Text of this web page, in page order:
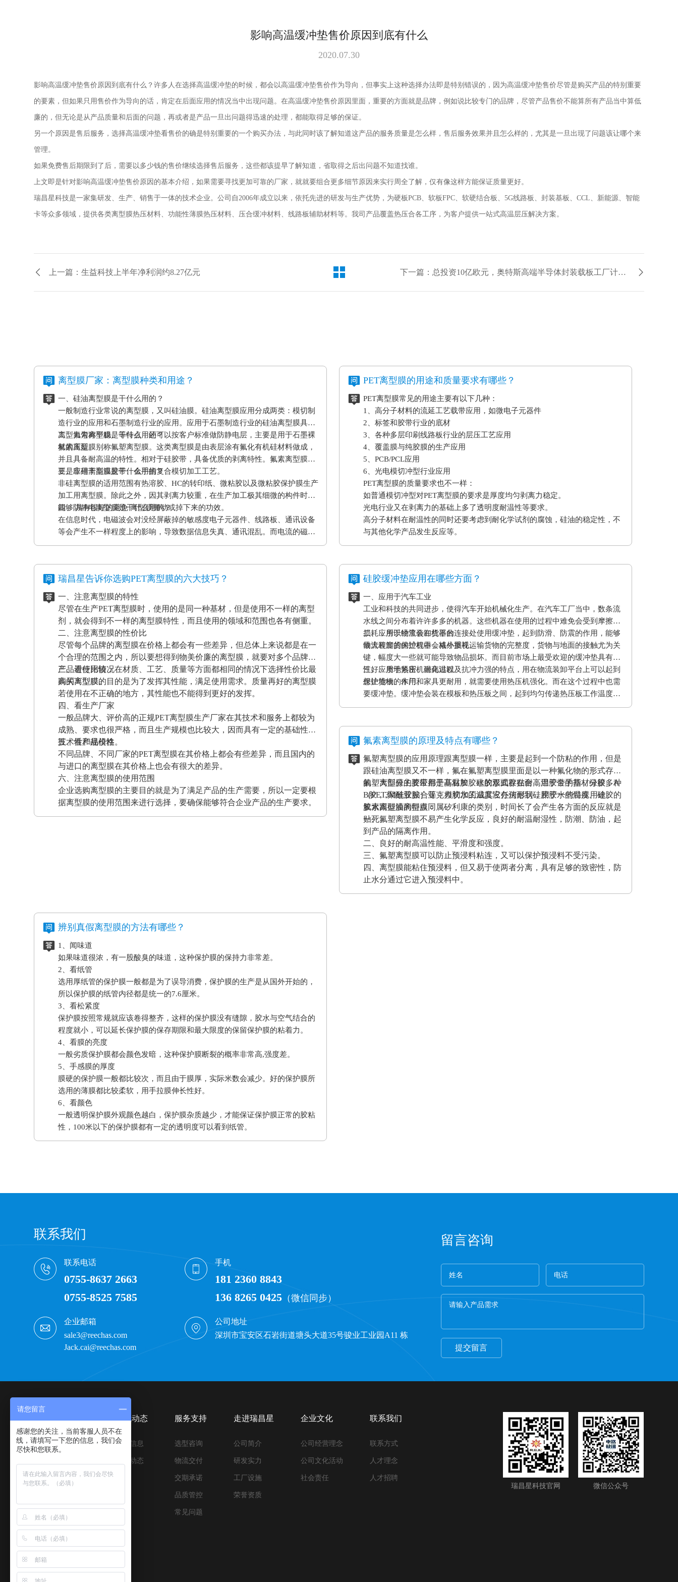
影响高温缓冲垫售价原因到底有什么
2020.07.30
影响高温缓冲垫售价原因到底有什么？许多人在选择高温缓冲垫的时候，都会以高温缓冲垫售价作为导向，但事实上这种选择办法即是特别错误的，因为高温缓冲垫售价尽管是购买产品的特别重要
的要素，但如果只用售价作为导向的话，肯定在后面应用的情况当中出现问题。在高温缓冲垫售价原因里面，重要的方面就是品牌，例如说比较专门的品牌，尽管产品售价不能算所有产品当中算低
廉的，但无论是从产品质量和后面的问题，再或者是产品一旦出问题得迅速的处理，都能取得足够的保证。
另一个原因是售后服务，选择高温缓冲垫看售价的确是特别重要的一个购买办法，与此同时该了解知道这产品的服务质量是怎么样，售后服务效果并且怎么样的，尤其是一旦出现了问题该让哪个来
管理。
如果免费售后期限到了后，需要以多少钱的售价继续选择售后服务，这些都该提早了解知道，省取得之后出问题不知道找谁。
上文即是针对影响高温缓冲垫售价原因的基本介绍，如果需要寻找更加可靠的厂家，就就要组合更多细节原因来实行周全了解，仅有像这样方能保证质量更好。
瑞昌星科技是一家集研发、生产、销售于一体的技术企业。公司自2006年成立以来，依托先进的研发与生产优势，为硬板PCB、软板FPC、软硬结合板、5G线路板、封装基板、CCL、新能源、智能
卡等众多领域，提供各类离型膜热压材料、功能性薄膜热压材料、压合缓冲材料、线路板辅助材料等。我司产品覆盖热压合各工序，为客户提供一站式高温层压解决方案。
上一篇：生益科技上半年净利润约8.27亿元 下一篇：总投资10亿欧元，奥特斯高端半导体封装载板工厂计划2022年投产
离型膜厂家：离型膜种类和用途？
一、硅油离型膜是干什么用的？
一般制造行业常说的离型膜，又叫硅油膜。硅油离型膜应用分成两类：模切制
造行业的应用和石墨制造行业的应用。应用于石墨制造行业的硅油离型膜具备
离型力匀称平稳、等特点，还可以按客户标准做防静电层，主要是用于石墨裸
材的压延。
二、氟素离型膜是干什么用的？
氟素离型膜别称氟塑离型膜。这类离型膜是由表层涂有氟化有机硅材料做成，
并且具备耐高温的特性。相对于硅胶带，具备优质的剥离特性。氟素离型膜主
要是应用于高温胶带、金手指复合模切加工工艺。
三、非硅离型膜是干什么用的？
非硅离型膜的适用范围有热溶胶、HC的转印纸、微粘胶以及微粘胶保护膜生产
加工用离型膜。除此之外，因其剥离力较重，在生产加工极其细微的构件时，
能够 具有很好的避免 离型膜挪动或掉下来的功效。
四、防静电离型膜是干什么用的？
在信息时代，电磁波会对没经屏蔽掉的敏感度电子元器件、线路板、通讯设备
等会产生不一样程度上的影响，导致数据信息失真、通讯混乱。而电流的磁效
应和磨擦产生的静电感应对各种各样敏感元件、仪表设备、一些化工原材料
PET离型膜的用途和质量要求有哪些？
PET离型膜常见的用途主要有以下几种：
1、高分子材料的流延工艺载带应用，如微电子元器件
2、标签和胶带行业的底材
3、各种多层印刷线路板行业的层压工艺应用
4、覆盖膜与纯胶膜的生产应用
5、PCB/PCL应用
6、光电模切冲型行业应用
PET离型膜的质量要求也不一样：
如普通模切冲型对PET离型膜的要求是厚度均匀剥离力稳定。
光电行业又在剥离力的基础上多了透明度耐温性等要求。
高分子材料在耐温性的同时还要考虑到耐化学试剂的腐蚀，硅油的稳定性，不
与其他化学产品发生反应等。
瑞昌星告诉你选购PET离型膜的六大技巧？
一、注意离型膜的特性
尽管在生产PET离型膜时，使用的是同一种基材，但是使用不一样的离型
剂，就会得到不一样的离型膜特性，而且使用的领域和范围也各有侧重。
二、注意离型膜的性价比
尽管每个品牌的离型膜在价格上都会有一些差异，但总体上来说都是在一
个合理的范围之内，所以要想得到物美价廉的离型膜，就要对多个品牌的
产品进行比较，在材质、工艺、质量等方面都相同的情况下选择性价比最
高的离型膜。
三、看使用情况
购买离型膜的目的是为了发挥其性能，满足使用需求。质量再好的离型膜
若使用在不正确的地方，其性能也不能得到更好的发挥。
四、看生产厂家
一般品牌大、评价高的正规PET离型膜生产厂家在其技术和服务上都较为
成熟、要求也很严格，而且生产规模也比较大，因而具有一定的基础性、
技术性和规模性。
五、看产品价格
不同品牌、不同厂家的PET离型膜在其价格上都会有些差异，而且国内的
与进口的离型膜在其价格上也会有很大的差异。
六、注意离型膜的使用范围
企业选购离型膜的主要目的就是为了满足产品的生产需要，所以一定要根
据离型膜的使用范围来进行选择，要确保能够符合企业产品的生产要求。
硅胶缓冲垫应用在哪些方面？
一、应用于汽车工业
工业和科技的共同进步，使得汽车开始机械化生产。在汽车工厂当中，数条流
水线之间分布着许许多多的机器。这些机器在使用的过程中难免会受到摩擦和
损耗，所以经常会在机器的连接处使用缓冲垫，起到防滑、防震的作用，能够
最大程度的保护机器，减小损耗。
二、应用于物流装卸货平台
物流装卸货的过程中会格外重视运输货物的完整度，货物与地面的接触尤为关
键，幅度大一些就可能导致物品损坏。而目前市场上最受欢迎的缓冲垫具有弹
性好、质地紧密、耐高温以及抗冲力强的特点，用在物流装卸平台上可以起到
保护货物的作用。
三、应用于热压机强化过程
想让地板、木门和家具更耐用，就需要使用热压机强化。而在这个过程中也需
要缓冲垫。缓冲垫会装在模板和热压板之间，起到均匀传递热压板工作温度和
工作压力的作用。而且使用缓冲垫还可以使纸贴面和基板更加密致的粘合，最
氟素离型膜的原理及特点有哪些？
氟塑离型膜的应用原理跟离型膜一样，主要是起到一个防粘的作用，但是
跟硅油离型膜又不一样，氟在氟塑离型膜里面是以一种氟化物的形式存在
的，大部分的胶带都是基材加胶水的形式存在耐高温胶带的基材分很多种
（PET,聚酰亚胺）亚克力胶水的温度没办法耐到硅胶胶水的温度、硅胶的
胶水跟硅油离型膜同属矽利康的类别，时间长了会产生各方面的反应就是
贴死。
氟塑离型膜主要应用于高温胶，硅胶双面胶贴合；用于金手指，绿胶，A
B胶，3M硅胶贴合等；模切加工成其它任何形状，用于一些特殊用途。
氟素离型膜的特点：
一、氟塑离型膜不易产生化学反应，良好的耐温耐湿性，防潮、防油，起
到产品的隔离作用。
二、良好的耐高温性能、平滑度和强度。
三、氟塑离型膜可以防止预浸料粘连，又可以保护预浸料不受污染。
四、离型膜能粘住预浸料，但又易于使两者分离，具有足够的致密性，防
止水分通过它进入预浸料中。
辨别真假离型膜的方法有哪些？
1、闻味道
如果味道很浓，有一股酸臭的味道，这种保护膜的保持力非常差。
2、看纸管
选用厚纸管的保护膜一般都是为了误导消费，保护膜的生产是从国外开始的，
所以保护膜的纸管内径都是统一的7.6厘米。
3、看松紧度
保护膜按照常规就应该卷得整齐，这样的保护膜没有缝隙，胶水与空气结合的
程度就小，可以延长保护膜的保存期限和最大限度的保留保护膜的粘着力。
4、看膜的亮度
一般劣质保护膜都会颜色发暗，这种保护膜断裂的概率非常高,强度差。
5、手感膜的厚度
膜硬的保护膜一般都比较次，而且由于膜厚，实际米数会减少。好的保护膜所
选用的薄膜都比较柔软，用手拉膜伸长性好。
6、看颜色
一般透明保护膜外观颜色越白，保护膜杂质越少，才能保证保护膜正常的胶粘
性，100米以下的保护膜都有一定的透明度可以看到纸管。
联系我们
联系电话
0755-8637 2663
0755-8525 7585
手机
181 2360 8843
136 8265 0425（微信同步）
企业邮箱
sale3@reechas.com
Jack.cai@reechas.com
公司地址
深圳市宝安区石岩街道塘头大道35号骏业工业园A11 栋
留言咨询
提交留言
压合与离型材料
胶带&保护膜制品
新能源材料
资讯动态
行业信息
公司动态
服务支持
选型咨询
物流交付
交期承诺
品质管控
常见问题
走进瑞昌星
公司简介
研发实力
工厂设施
荣誉资质
企业文化
公司经营理念
公司文化活动
社会责任
联系我们
联系方式
人才理念
人才招聘
瑞昌星科技官网
微信公众号
请您留言
感谢您的关注，当前客服人员不在
线，请填写一下您的信息，我们会
尽快和您联系。